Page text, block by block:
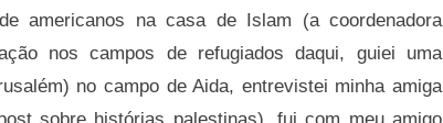
americanos na casa de Islam (a coordenadora
nos campos de refugiados daqui, guiei uma
no campo de Aida, entrevistei minha amiga